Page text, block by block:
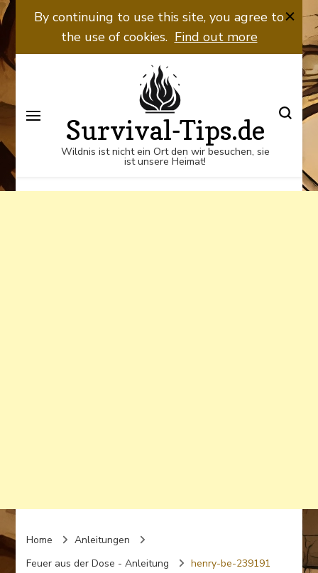
Wildnis ist nicht ein Ort den wir
besuchen, sie ist unsere Heimat!
By continuing to use this site, you agree to
the use of cookies. Find out more
Survival-Tips.de
Wildnis ist nicht ein Ort den wir besuchen, sie
ist unsere Heimat!
Home
Anleitungen
Feuer aus der Dose - Anleitung
henry-be-239191